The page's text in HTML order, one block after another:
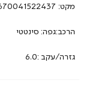
מקט:
הרכב:גפה: סינטטי
גזרה/עקב :6.0